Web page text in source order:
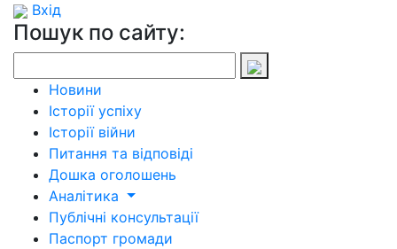
Вхід
Пошук по сайту:
Новини
Історії успіху
Історії війни
Питання та відповіді
Дошка оголошень
Аналітика
Публічні консультації
Паспорт громади